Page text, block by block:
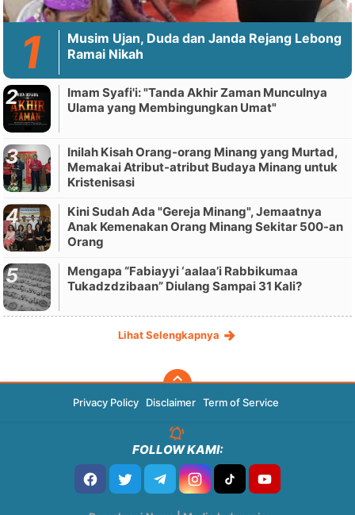
Musim Ujan, Duda dan Janda Rejang Lebong
Ramai Nikah
Imam Syafi'i: "Tanda Akhir Zaman Munculnya
Ulama yang Membingungkan Umat"
Inilah Kisah Orang-orang Minang yang Murtad,
Memakai Atribut-atribut Budaya Minang untuk
Kristenisasi
Kini Sudah Ada "Gereja Minang", Jemaatnya
Anak Kemenakan Orang Minang Sekitar 500-an
Orang
Mengapa “Fabiayyi ‘aalaa’i Rabbikumaa
Tukadzdzibaan” Diulang Sampai 31 Kali?
Lihat Selengkapnya
Privacy Policy Disclaimer Term of Service
FOLLOW KAMI: